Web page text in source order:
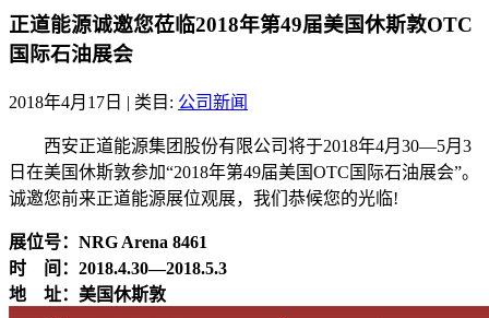
正道能源诚邀您莅临2018年第49届美国休斯敦OTC
国际石油展会
2018年4月17日 | 类目: 公司新闻
西安正道能源集团股份有限公司将于2018年4月30—5月3
日在美国休斯敦参加“2018年第49届美国OTC国际石油展会”。
诚邀您前来正道能源展位观展，我们恭候您的光临!
展位号：NRG Arena 8461
时 间：2018.4.30—2018.5.3
地 址：美国休斯敦